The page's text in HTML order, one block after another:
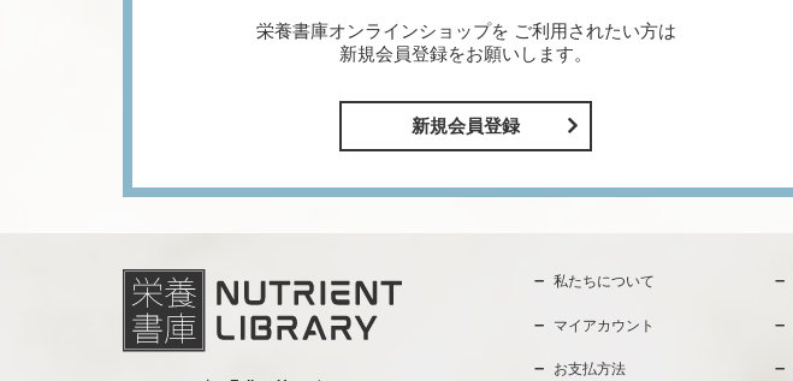
栄養書庫オンラインショップを ご利用されたい方は
新規会員登録をお願いします。
新規会員登録
私たちについて
マイアカウント
お支払方法